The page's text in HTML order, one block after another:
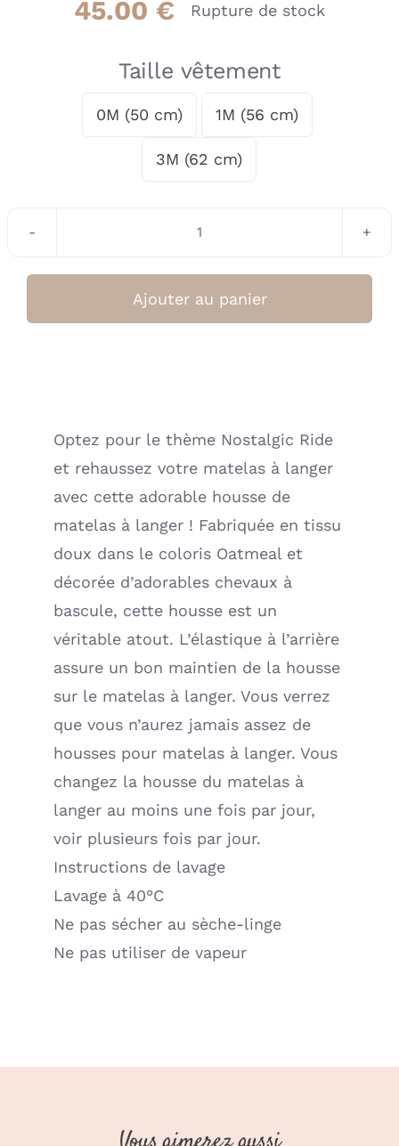
45.00 € Rupture de stock
Taille vêtement
0M (50 cm) 1M (56 cm)
3M (62 cm)
DORS
Ajouter au panier
Optez pour le thème Nostalgic Ride
et rehaussez votre matelas à langer
avec cette adorable housse de
matelas à langer ! Fabriquée en tissu
doux dans le coloris Oatmeal et
décorée d’adorables chevaux à
bascule, cette housse est un
véritable atout. L’élastique à l’arrière
assure un bon maintien de la housse
sur le matelas à langer. Vous verrez
que vous n’aurez jamais assez de
housses pour matelas à langer. Vous
changez la housse du matelas à
langer au moins une fois par jour,
voir plusieurs fois par jour.
Instructions de lavage
Lavage à 40°C
Ne pas sécher au sèche-linge
Ne pas utiliser de vapeur